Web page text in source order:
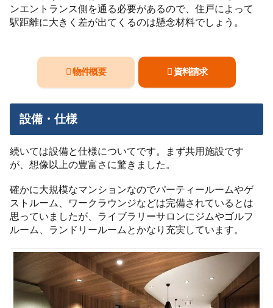
ンエントランス側を通る必要があるので、住戸によって
駅距離に大きく差が出てくるのは懸念材料でしょう。
物件概要 資料請求
設備・仕様
続いては設備と仕様についてです。まず共用施設です
が、想像以上の豊富さに驚きました。
確かに大規模なマンションなのでパーティールームやゲ
ストルーム、ワークラウンジなどは完備されているとは
思っていましたが、ライブラリーサロンにジムやゴルフ
ルーム、ランドリールームとかなり充実しています。